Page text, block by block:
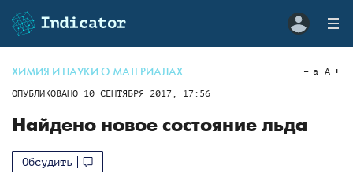
ХИМИЯ И НАУКИ О МАТЕРИАЛАХ
ОПУБЛИКОВАНО 10 СЕНТЯБРЯ 2017, 17:56
a A
Найдено новое состояние льда
Обсудить